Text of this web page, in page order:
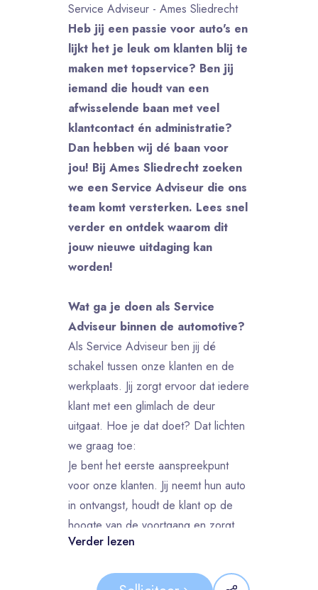
Service Adviseur - Ames Sliedrecht
Heb jij een passie voor auto's en
lijkt het je leuk om klanten blij te
maken met topservice? Ben jij
iemand die houdt van een
afwisselende baan met veel
klantcontact én administratie?
Dan hebben wij dé baan voor
jou! Bij Ames Sliedrecht zoeken
we een Service Adviseur die ons
team komt versterken. Lees snel
verder en ontdek waarom dit
jouw nieuwe uitdaging kan
worden!
Wat ga je doen als Service
Adviseur binnen de automotive?
Als Service Adviseur ben jij dé
schakel tussen onze klanten en de
werkplaats. Jij zorgt ervoor dat iedere
klant met een glimlach de deur
uitgaat. Hoe je dat doet? Dat lichten
we graag toe:
Je bent het eerste aanspreekpunt
voor onze klanten. Jij neemt hun auto
in ontvangst, houdt de klant op de
hoogte van de voortgang en zorgt
ervoor dat de klant tevreden naar
Daarnaast ben jij dé schakel tussen
Verder lezen